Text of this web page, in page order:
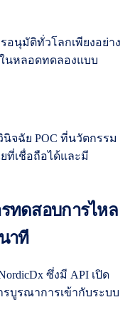
นุมัติทั่วโลกเพียงอย่าง
นหลอดทดลองแบบ
จฉัย POC ที่นวัตกรรม
ที่เชื่อถือได้และมี
ทดสอบการไหล
าที
ซึ่งมี API เปิด
บูรณาการเข้ากับระบบ